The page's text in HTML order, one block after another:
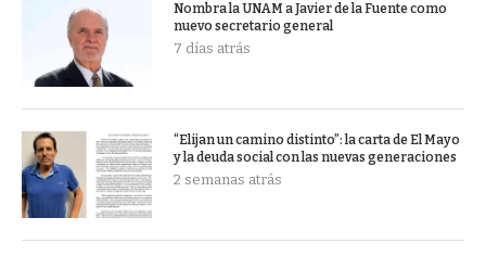
Nombra la UNAM a Javier de la Fuente como
nuevo secretario general
7 días atrás
“Elijan un camino distinto”: la carta de El Mayo
y la deuda social con las nuevas generaciones
2 semanas atrás